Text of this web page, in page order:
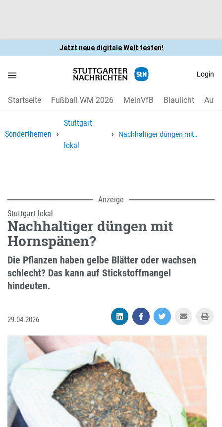
Jetzt neue digitale Welt testen!
Login
Startseite Fußball WM 2026 MeinVfB Blaulicht Auto
Sonderthemen ›
Stuttgart
lokal
›
Nachhaltiger düngen mit
Anzeige
Stuttgart lokal
Nachhaltiger düngen mit
Hornspänen?
Die Pflanzen haben gelbe Blätter oder wachsen
schlecht? Das kann auf Stickstoffmangel
hindeuten.
29.04.2026